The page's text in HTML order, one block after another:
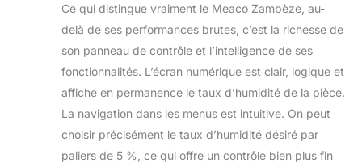
Ce qui distingue vraiment le Meaco Zambèze, au-
delà de ses performances brutes, c’est la richesse de
son panneau de contrôle et l’intelligence de ses
fonctionnalités. L’écran numérique est clair, logique et
affiche en permanence le taux d’humidité de la pièce.
La navigation dans les menus est intuitive. On peut
choisir précisément le taux d’humidité désiré par
paliers de 5 %, ce qui offre un contrôle bien plus fin